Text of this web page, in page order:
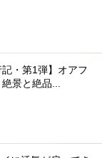
記・第1弾】オアフ
景と絶品...